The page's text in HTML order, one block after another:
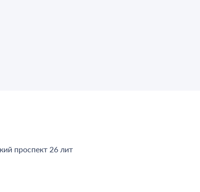
проспект 26 лит